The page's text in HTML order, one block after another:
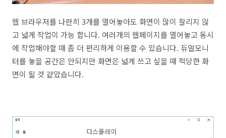
웹 브라우저를 나란히 3개를 열어놓아도 화면이 많이 잘리지 않
고 넓게 작업이 가능 합니다. 여러개의 웹페이지를 열어놓고 동시
에 작업해야할 때 좀 더 편리하게 이용할 수 있습니다. 듀얼모니
터를 놓을 공간은 안되지만 화면은 넓게 쓰고 싶을 때 적당한 화
면이 될 것 같았습니다.